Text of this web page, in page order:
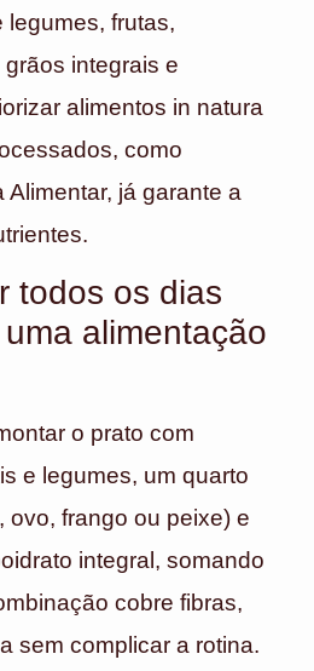
legumes, frutas,
integrais e
alimentos in natura
como
já garante a
todos os dias
alimentação
o prato com
e legumes, um quarto
ovo, frango ou peixe) e
integral, somando
cobre fibras,
sem complicar a rotina.